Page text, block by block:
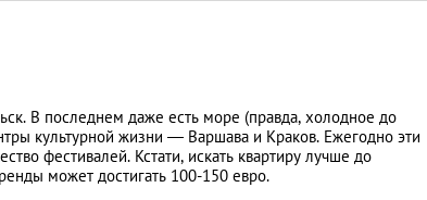
В последнем даже есть море (правда, холодное до
культурной жизни — Варшава и Краков. Ежегодно эти
фестивалей. Кстати, искать квартиру лучше до
может достигать 100-150 евро.
зарубежной
компании Knight Frank